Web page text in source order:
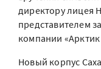
директору лицея
представителем
компании
Новый корпус